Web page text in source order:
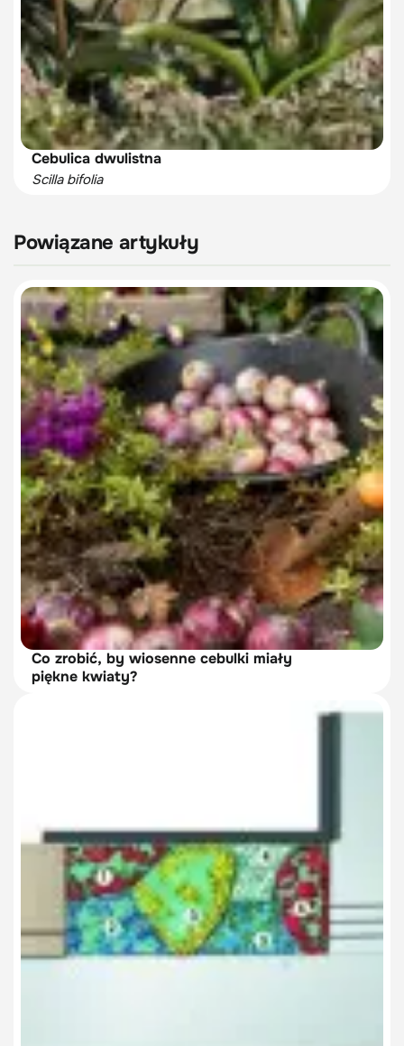
Cebulica dwulistna
Scilla bifolia
Powiązane artykuły
Co zrobić, by wiosenne cebulki miały
piękne kwiaty?